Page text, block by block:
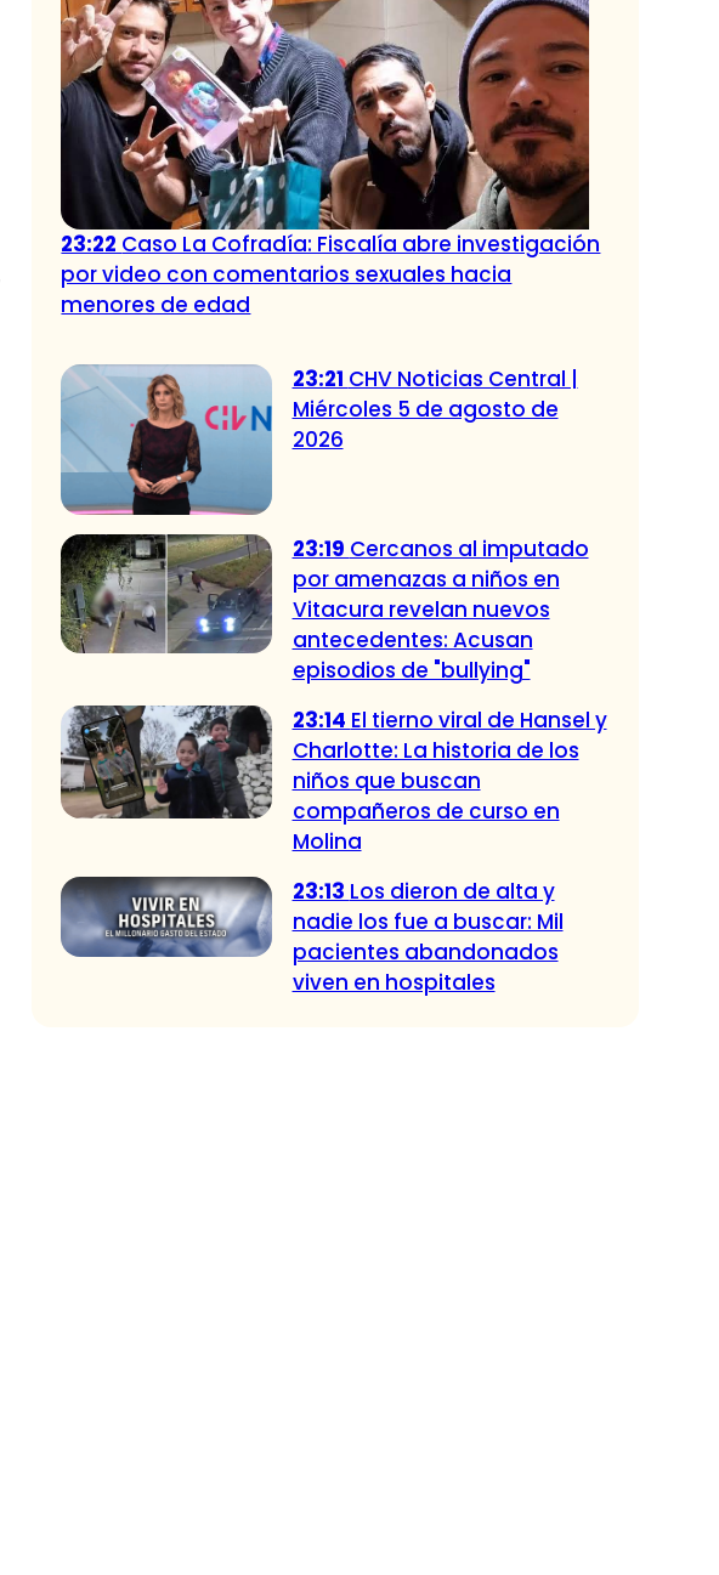
23:22 Caso La Cofradía: Fiscalía abre investigación
por video con comentarios sexuales hacia
menores de edad
23:21 CHV Noticias Central |
Miércoles 5 de agosto de
2026
23:19 Cercanos al imputado
por amenazas a niños en
Vitacura revelan nuevos
antecedentes: Acusan
episodios de "bullying"
23:14 El tierno viral de Hansel y
Charlotte: La historia de los
niños que buscan
compañeros de curso en
Molina
23:13 Los dieron de alta y
nadie los fue a buscar: Mil
pacientes abandonados
viven en hospitales